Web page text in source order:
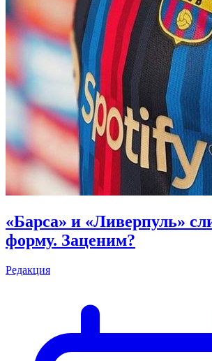
«Барса» и «Ливерпуль»
форму. Заценим?
Редакция